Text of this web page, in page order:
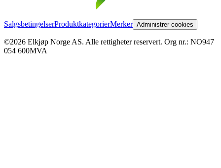
SalgsbetingelserProduktkategorierMerker Administrer cookies
©2026 Elkjøp Norge AS. Alle rettigheter reservert. Org nr.: NO947
054 600MVA